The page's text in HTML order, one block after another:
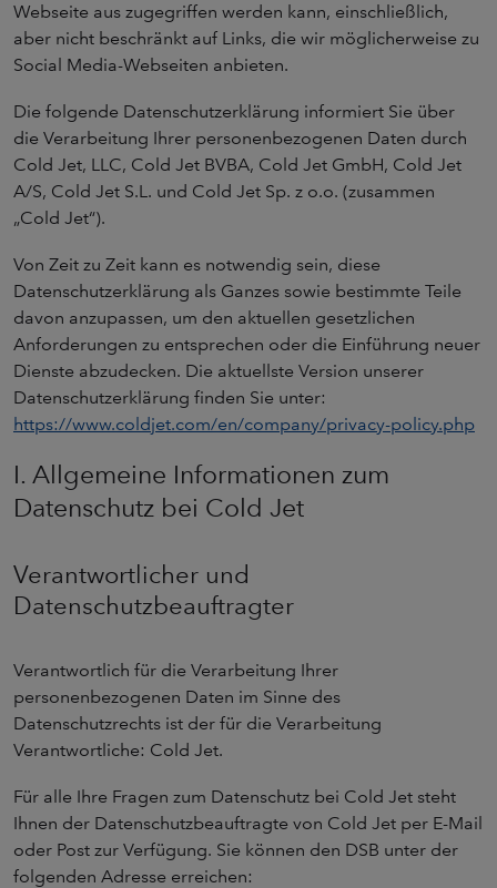
Webseite aus zugegriffen werden kann, einschließlich,
aber nicht beschränkt auf Links, die wir möglicherweise zu
Social Media-Webseiten anbieten.
Die folgende Datenschutzerklärung informiert Sie über
die Verarbeitung Ihrer personenbezogenen Daten durch
Cold Jet, LLC, Cold Jet BVBA, Cold Jet GmbH, Cold Jet
A/S, Cold Jet S.L. und Cold Jet Sp. z o.o. (zusammen
„Cold Jet“).
Von Zeit zu Zeit kann es notwendig sein, diese
Datenschutzerklärung als Ganzes sowie bestimmte Teile
davon anzupassen, um den aktuellen gesetzlichen
Anforderungen zu entsprechen oder die Einführung neuer
Dienste abzudecken. Die aktuellste Version unserer
Datenschutzerklärung finden Sie unter:
https://www.coldjet.com/en/company/privacy-policy.php
I. Allgemeine Informationen zum
Datenschutz bei Cold Jet
Verantwortlicher und
Datenschutzbeauftragter
Verantwortlich für die Verarbeitung Ihrer
personenbezogenen Daten im Sinne des
Datenschutzrechts ist der für die Verarbeitung
Verantwortliche: Cold Jet.
Für alle Ihre Fragen zum Datenschutz bei Cold Jet steht
Ihnen der Datenschutzbeauftragte von Cold Jet per E-Mail
oder Post zur Verfügung. Sie können den DSB unter der
folgenden Adresse erreichen: